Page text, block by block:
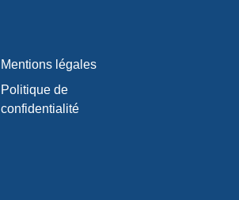
Mentions légales
Politique de
confidentialité